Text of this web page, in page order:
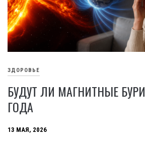
ЗДОРОВЬЕ
БУДУТ ЛИ МАГНИТНЫЕ
ГОДА
13 МАЯ, 2026